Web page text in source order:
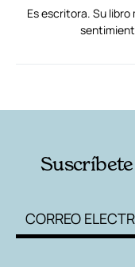
Es escritora. Su